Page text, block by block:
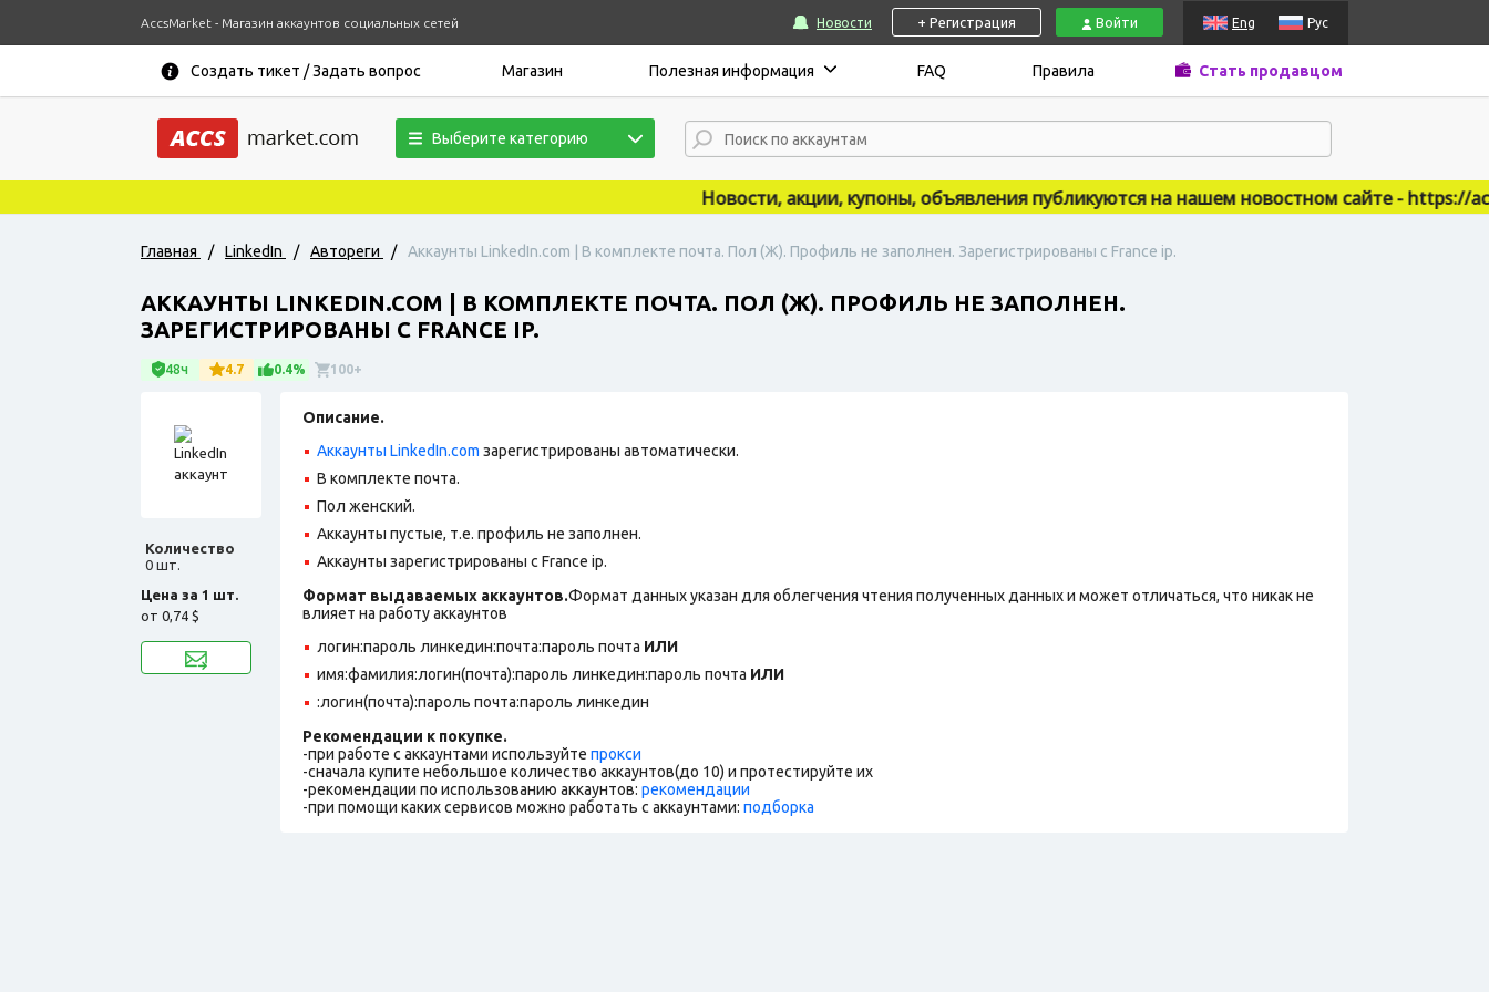
AccsMarket - Магазин аккаунтов социальных сетей Новости + Регистрация Войти Eng Рус
Создать тикет / Задать вопрос Магазин Полезная информация FAQ Правила Стать продавцом
Выберите категорию
Новости, акции, купоны, объявления публикуются на нашем новостном сайте - https://
Главная / LinkedIn / Автореги / Аккаунты LinkedIn.com | В комплекте почта. Пол (Ж). Профиль не заполнен. Зарегистрированы с France ip.
АККАУНТЫ LINKEDIN.COM | В КОМПЛЕКТЕ ПОЧТА. ПОЛ (Ж). ПРОФИЛЬ НЕ ЗАПОЛНЕН.
ЗАРЕГИСТРИРОВАНЫ С FRANCE IP.
48ч 4.7 0.4% 100+
Количество
0 шт.
Цена за 1 шт.
от 0,74 $
Описание.
Аккаунты LinkedIn.com зарегистрированы автоматически.
В комплекте почта.
Пол женский.
Аккаунты пустые, т.е. профиль не заполнен.
Аккаунты зарегистрированы с France ip.
Формат выдаваемых аккаунтов.Формат данных указан для облегчения чтения полученных данных и может отличаться, что никак не
влияет на работу аккаунтов
логин:пароль линкедин:почта:пароль почта ИЛИ
имя:фамилия:логин(почта):пароль линкедин:пароль почта ИЛИ
:логин(почта):пароль почта:пароль линкедин
Рекомендации к покупке.
-при работе с аккаунтами используйте прокси
-сначала купите небольшое количество аккаунтов(до 10) и протестируйте их
-рекомендации по использованию аккаунтов: рекомендации
-при помощи каких сервисов можно работать с аккаунтами: подборка